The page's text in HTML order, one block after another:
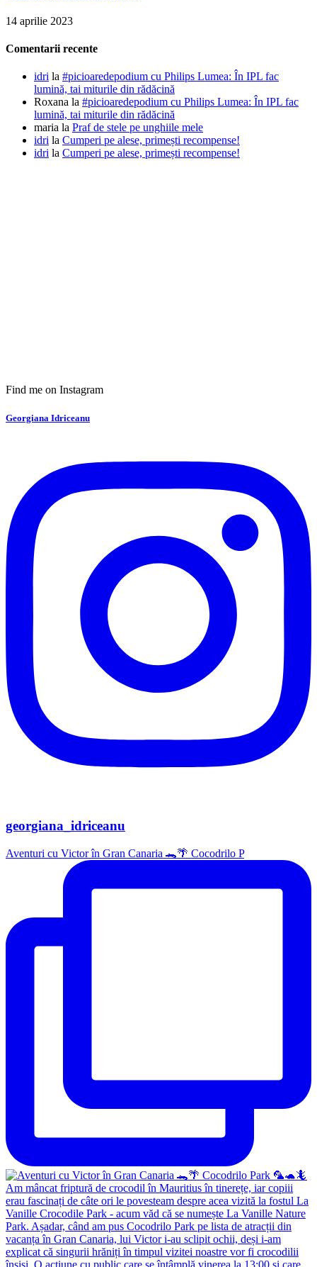
14 aprilie 2023
Comentarii recente
idri la #picioaredepodium cu Philips Lumea: În IPL fac
lumină, tai miturile din rădăcină
Roxana la #picioaredepodium cu Philips Lumea: În IPL fac
lumină, tai miturile din rădăcină
maria la Praf de stele pe unghiile mele
idri la Cumperi pe alese, primești recompense!
idri la Cumperi pe alese, primești recompense!
Find me on Instagram
Georgiana Idriceanu
georgiana_idriceanu
Aventuri cu Victor în Gran Canaria 🐊🌴 Cocodrilo P